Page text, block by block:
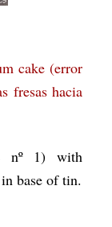
cake (error
fresas hacia
nº 1) with
base of tin.